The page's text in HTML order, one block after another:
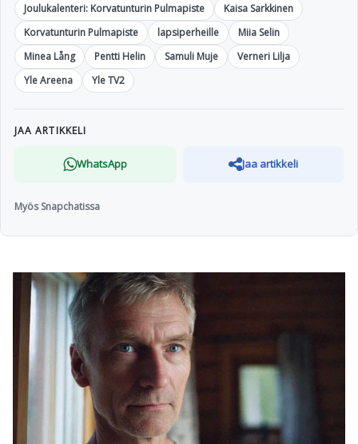
Joulukalenteri: Korvatunturin Pulmapiste
Kaisa Sarkkinen
Korvatunturin Pulmapiste
lapsiperheille
Miia Selin
Minea Lång
Pentti Helin Samuli Muje
Verneri Lilja
Yle Areena
Yle TV2
JAA ARTIKKELI
WhatsApp Jaa artikkeli
Myös Snapchatissa